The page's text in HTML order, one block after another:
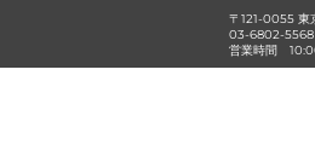
〒121-0055 東
03-6802-5568
営業時間